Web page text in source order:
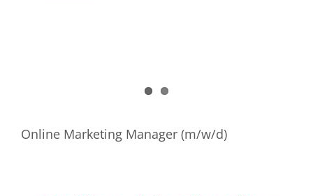
Online Marketing Manager (m/w/d)